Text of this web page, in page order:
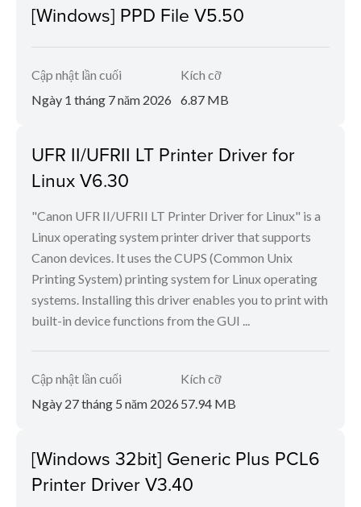
[Windows] PPD File V5.50
Cập nhật lần cuối
Ngày 1 tháng 7 năm 2026
Kích cỡ
6.87 MB
UFR II/UFRII LT Printer Driver for
Linux V6.30
"Canon UFR II/UFRII LT Printer Driver for Linux" is a
Linux operating system printer driver that supports
Canon devices. It uses the CUPS (Common Unix
Printing System) printing system for Linux operating
systems. Installing this driver enables you to print with
built-in device functions from the GUI ...
Cập nhật lần cuối
Ngày 27 tháng 5 năm 2026
Kích cỡ
57.94 MB
[Windows 32bit] Generic Plus PCL6
Printer Driver V3.40